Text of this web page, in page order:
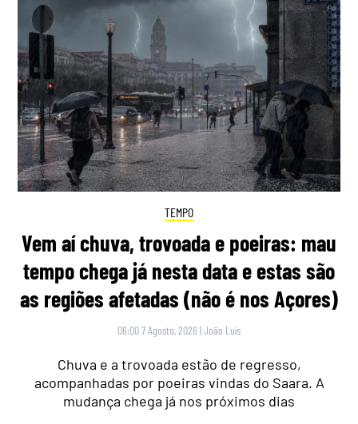
TEMPO
Vem aí chuva, trovoada e poeiras: mau
tempo chega já nesta data e estas são
as regiões afetadas (não é nos Açores)
06:00 7 Agosto, 2026 |João Luís
Chuva e a trovoada estão de regresso,
acompanhadas por poeiras vindas do Saara. A
mudança chega já nos próximos dias